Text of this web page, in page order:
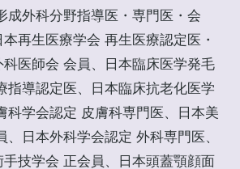
成外科分野指導医・専門医・会
再生医療学会 再生医療認定医・
医師会 会員、日本臨床医学発毛
指導認定医、日本臨床抗老化医学
科学会認定 皮膚科専門医、日本美
、日本外科学会認定 外科専門医、
手技学会 正会員、日本頭蓋顎顔面